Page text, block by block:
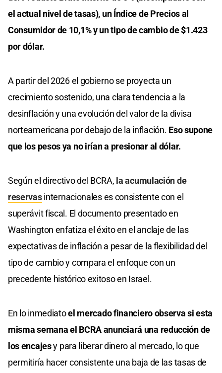
el actual nivel de tasas), un Índice de Precios al
Consumidor de 10,1% y un tipo de cambio de $1.423
por dólar.
A partir del 2026 el gobierno se proyecta un
crecimiento sostenido, una clara tendencia a la
desinflación y una evolución del valor de la divisa
norteamericana por debajo de la inflación. Eso supone
que los pesos ya no irían a presionar al dólar.
Según el directivo del BCRA, la acumulación de
reservasinternacionales es consistente con el
superávit fiscal. El documento presentado en
Washington enfatiza el éxito en el anclaje de las
expectativas de inflación a pesar de la flexibilidad del
tipo de cambio y compara el enfoque con un
precedente histórico exitoso en Israel.
En lo inmediatoel mercado financiero observa si esta
misma semana el BCRA anunciará una reducción de
los encajesy para liberar dinero al mercado, lo que
permitiría hacer consistente una baja de las tasas de